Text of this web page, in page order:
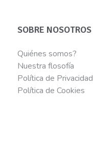
SOBRE NOSOTROS
Quiénes somos?
Nuestra flosofía
Política de Privacidad
Política de Cookies